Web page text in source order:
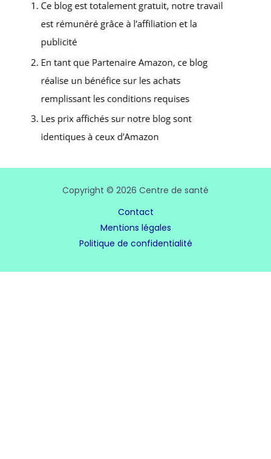
Copyright © 2026 Centre de santé
Contact
Mentions légales
Politique de confidentialité